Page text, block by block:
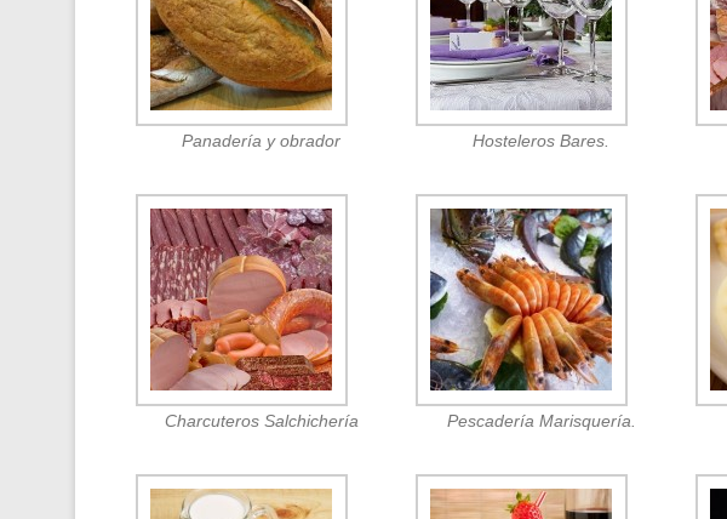
Panadería y obrador Hosteleros Bares.
Charcuteros Salchichería Pescadería Marisquería.